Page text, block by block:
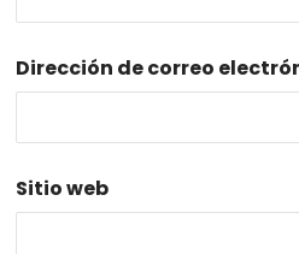
Dirección de correo
Sitio web